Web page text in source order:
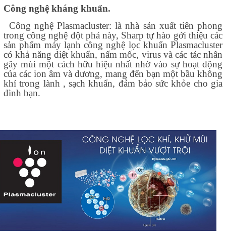
Công nghệ kháng khuẩn.
Công nghệ Plasmacluster: là nhà sản xuất tiên phong
trong công nghệ đột phá này, Sharp tự hào gới thiệu các
sản phẩm máy lạnh công nghệ lọc khuẩn Plasmacluster
có khả năng diệt khuẩn, nấm mốc, virus và các tác nhân
gây mùi một cách hữu hiệu nhất nhờ vào sự hoạt động
của các ion âm và dương, mang đến bạn một bầu không
khí trong lành , sạch khuẩn, đảm bảo sức khỏe cho gia
đình bạn.